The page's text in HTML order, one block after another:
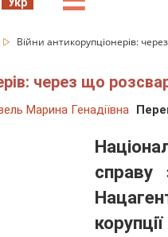
Війни антикорупціонерів:
через що
Марина Генадіївна
справу